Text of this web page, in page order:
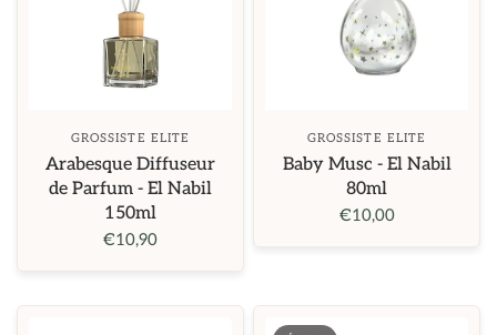
GROSSISTE ELITE
Arabesque Diffuseur
de Parfum - El Nabil
150ml
€10,90
GROSSISTE ELITE
Baby Musc - El Nabil
80ml
€10,00